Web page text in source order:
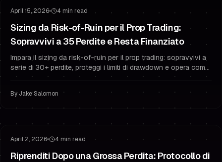
April 15, 2026 4 min read
Sizing da Risk-of-Ruin per il Prop Trading:
Sopravvivi a 35 Perdite e Resta Finanziato
Impara il sizing da risk-of-ruin per il prop trading: sopravvivi a
serie di 30+ perdite, proteggi i limiti di drawdown e opera come
un trader finanziato coerente.
By Jake Salomon
April 2, 2026 4 min read
Riprenditi Dopo una Grossa Perdita: Protocollo di